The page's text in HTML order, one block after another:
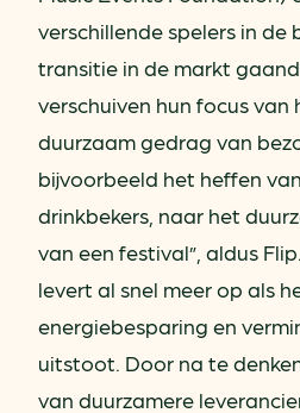
verschillende spelers in de
transitie in de markt
verschuiven hun focus van
duurzaam gedrag van
bijvoorbeeld het heffen
drinkbekers, naar het
van een festival”, aldus
levert al snel meer op als
energiebesparing en
uitstoot. Door na te
van duurzamere